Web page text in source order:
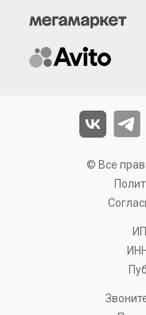
© Все